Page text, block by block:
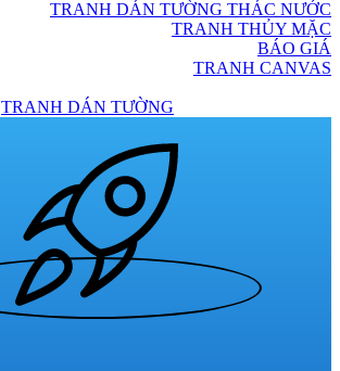
TRANH DÁN TƯỜNG THÁC NƯỚC
TRANH THỦY MẶC
BÁO GIÁ
TRANH CANVAS
TRANH DÁN TƯỜNG